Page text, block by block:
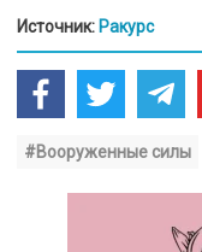
Источник: Ракурс
#Вооруженные силы